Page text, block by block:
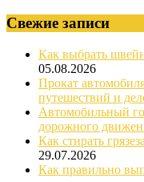
Свежие записи
Как выбрать
05.08.2026
Прокат
путешествий и
Автомобильный
дорожного
Как стирать
29.07.2026
Как правильно